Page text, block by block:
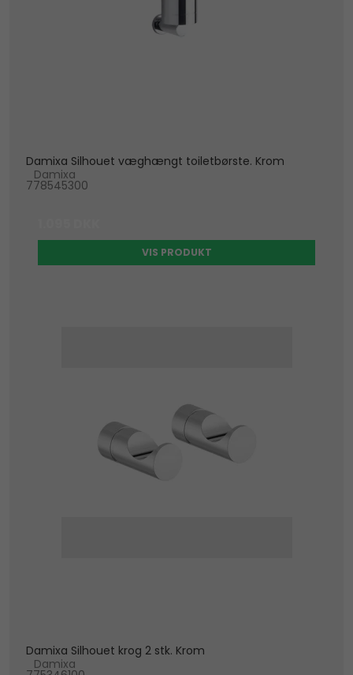
Damixa Silhouet væghængt toiletbørste. Krom
Damixa
778545300
VIS PRODUKT
Damixa Silhouet krog 2 stk. Krom
Damixa